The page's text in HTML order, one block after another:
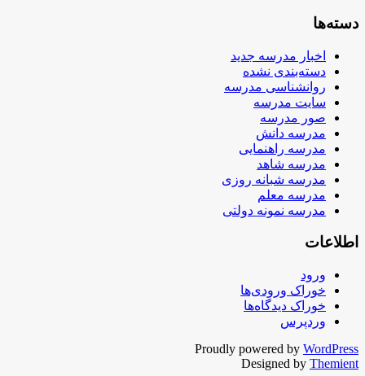
دسته‌ها
اخبار مدرسه جدید
دسته‌بندی نشده
روانشناسی مدرسه
سایت مدرسه
صور مدرسه
مدرسه دانش
مدرسه راهنمایی
مدرسه شاهد
مدرسه شبانه روزی
مدرسه معلم
مدرسه نمونه دولتی
اطلاعات
ورود
خوراک ورودی‌ها
خوراک دیدگاه‌ها
وردپرس
Proudly powered by WordPress
Designed by Themient